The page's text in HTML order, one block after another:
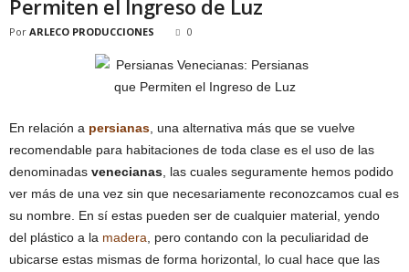
Permiten el Ingreso de Luz
Por ARLECO PRODUCCIONES 0
En relación a persianas , una alternativa más que se vuelve
recomendable para habitaciones de toda clase es el uso de las
denominadas venecianas , las cuales seguramente hemos podido
ver más de una vez sin que necesariamente reconozcamos cual es
su nombre. En sí estas pueden ser de cualquier material, yendo
del plástico a la madera , pero contando con la peculiaridad de
ubicarse estas mismas de forma horizontal, lo cual hace que las